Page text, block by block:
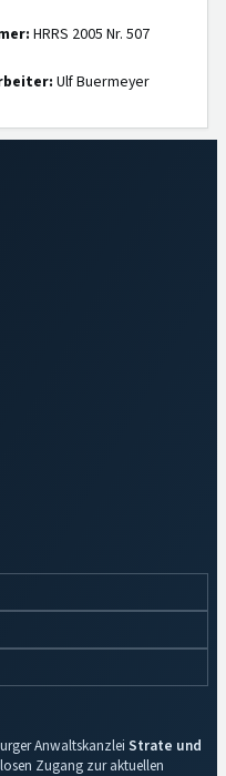
HRRS 2005 Nr. 507
Ulf Buermeyer
Anwaltskanzlei Strate und
Zugang zur aktuellen